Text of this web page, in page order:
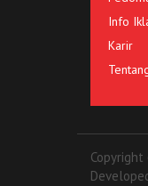
Info
Karir